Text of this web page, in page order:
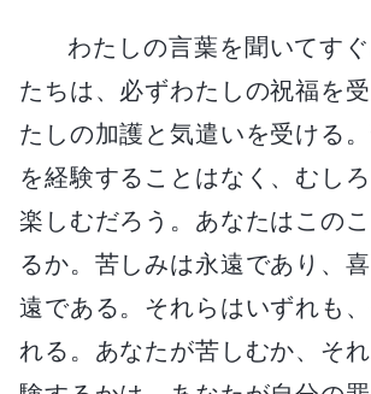
わたしの言葉を聞いてす
たちは、必ずわたしの祝福を
たしの加護と気遣いを受ける
を経験することはなく、むし
楽しむだろう。あなたはこの
るか。苦しみは永遠であり、
遠である。それらはいずれも
れる。あなたが苦しむか、そ